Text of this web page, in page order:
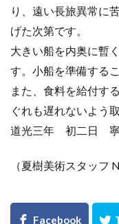
り、遠い長旅異常に
げた次第です。
大きい船を内奥に暫
す。小船を準備する
また、食料を給付す
ぐれも遅れないよう
道光三年 初二日
（夏樹美術スタッフ N